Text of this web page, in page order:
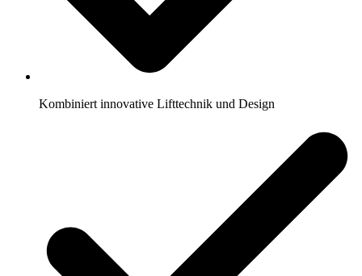
Kombiniert innovative Lifttechnik und Design